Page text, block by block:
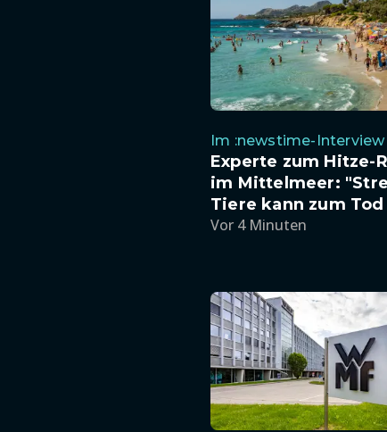
Im :newstime-Interview
Experte zum Hitze-
im Mittelmeer:
Tiere kann zum
Vor 4 Minuten